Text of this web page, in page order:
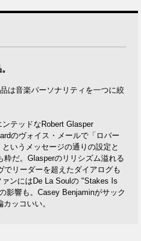
は音楽パーソナリティを一つに絞
テッドなRobert Glasper
のヴォイス・メールで「ロバー
いうメッセージの通りの設定と
だ。Glasperのリリシズム溢れる
リーダーを超えたダイアログも
ンにはDe La Soulの "Stakes Is
影響も。Casey Benjaminがサック
ッコいい。